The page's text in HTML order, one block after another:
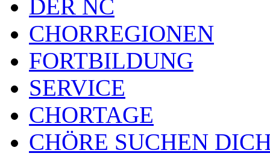
DER NC
CHORREGIONEN
FORTBILDUNG
SERVICE
CHORTAGE
CHÖRE SUCHEN